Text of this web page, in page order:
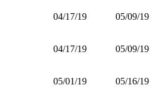
04/17/19 05/09/19
04/17/19 05/09/19
05/01/19 05/16/19